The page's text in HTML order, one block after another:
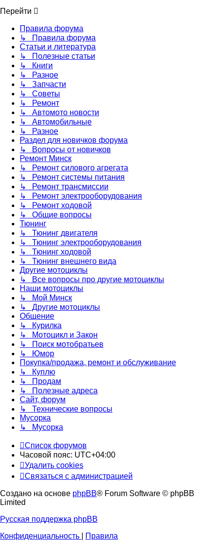
Перейти
Правила форума
↳ Правила форума
Статьи и литература
↳ Полезные статьи
↳ Книги
↳ Разное
↳ Запчасти
↳ Советы
↳ Ремонт
↳ Автомото новости
↳ Автомобильные
↳ Разное
Раздел для новичков форума
↳ Вопросы от новичков
Ремонт Минск
↳ Ремонт силового агрегата
↳ Ремонт системы питания
↳ Ремонт трансмиссии
↳ Ремонт электрооборудования
↳ Ремонт ходовой
↳ Общие вопросы
Тюнинг
↳ Тюнинг двигателя
↳ Тюнинг электрооборудования
↳ Тюнинг ходовой
↳ Тюнинг внешнего вида
Другие мотоциклы
↳ Все вопросы про другие мотоциклы
Наши мотоциклы
↳ Мой Минск
↳ Другие мотоциклы
Общение
↳ Курилка
↳ Мотоцикл и Закон
↳ Поиск мотобратьев
↳ Юмор
Покупка/продажа, ремонт и обслуживание
↳ Куплю
↳ Продам
↳ Полезные адреса
Сайт, форум
↳ Технические вопросы
Мусорка
↳ Мусорка
Список форумов
Часовой пояс: UTC+04:00
Удалить cookies
Связаться с администрацией
Создано на основе phpBB® Forum Software © phpBB
Limited
Русская поддержка phpBB
Конфиденциальность
Правила